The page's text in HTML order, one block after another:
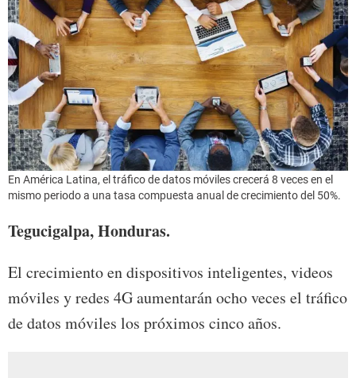
En América Latina, el tráfico de datos móviles crecerá 8 veces en el
mismo periodo a una tasa compuesta anual de crecimiento del 50%.
Tegucigalpa, Honduras.
El crecimiento en dispositivos inteligentes, videos
móviles y redes 4G aumentarán ocho veces el tráfico
de datos móviles los próximos cinco años.